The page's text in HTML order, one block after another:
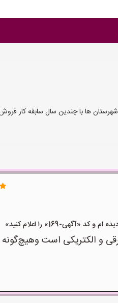
ها با چندین سال سابقه کار
169» را اعلام کنید»
الکتریکی است وهیچ‌گونه